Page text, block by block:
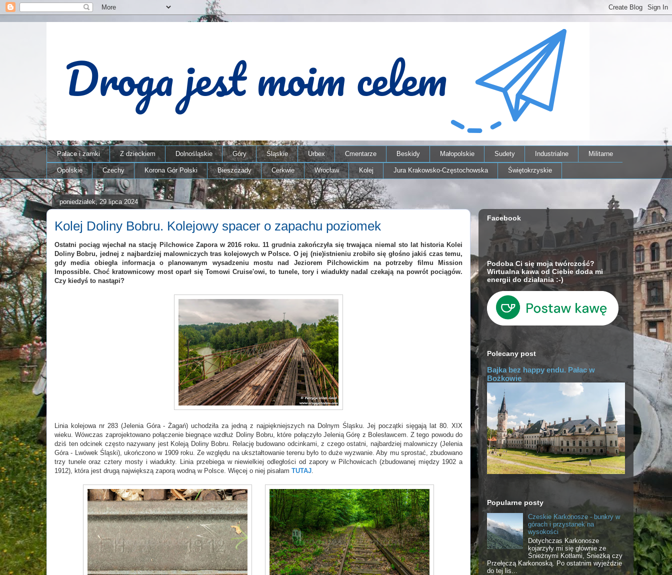
Pałace i zamki Z dzieckiem Dolnośląskie Góry Śląskie Urbex Cmentarze Beskidy Małopolskie Sudety Industrialne Militarne
Opolskie Czechy Korona Gór Polski Bieszczady Cerkwie Wrocław Kolej Jura Krakowsko-Częstochowska Świętokrzyskie
poniedziałek, 29 lipca 2024
Kolej Doliny Bobru. Kolejowy spacer o zapachu poziomek
Ostatni pociąg wjechał na stację Pilchowice Zapora w 2016 roku. 11 grudnia zakończyła się trwająca niemal sto lat historia Kolei
Doliny Bobru, jednej z najbardziej malowniczych tras kolejowych w Polsce. O jej (nie)istnieniu zrobiło się głośno jakiś czas temu,
gdy media obiegła informacja o planowanym wysadzeniu mostu nad Jeziorem Pilchowickim na potrzeby filmu Mission
Impossible. Choć kratownicowy most oparł się Tomowi Cruise'owi, to tunele, tory i wiadukty nadal czekają na powrót pociągów.
Czy kiedyś to nastąpi?
Linia kolejowa nr 283 (Jelenia Góra - Żagań) uchodziła za jedną z najpiękniejszych na Dolnym Śląsku. Jej początki sięgają lat 80. XIX
wieku. Wówczas zaprojektowano połączenie biegnące wzdłuż Doliny Bobru, które połączyło Jelenią Górę z Bolesławcem. Z tego powodu do
dziś ten odcinek często nazywany jest Koleją Doliny Bobru. Relację budowano odcinkami, z czego ostatni, najbardziej malowniczy (Jelenia
Góra - Lwówek Śląski), ukończono w 1909 roku. Ze względu na ukształtowanie terenu było to duże wyzwanie. Aby mu sprostać, zbudowano
trzy tunele oraz cztery mosty i wiadukty. Linia przebiega w niewielkiej odległości od zapory w Pilchowicach (zbudowanej między 1902 a
1912), która jest drugą największą zaporą wodną w Polsce. Więcej o niej pisałam TUTAJ.
Facebook
Podoba Ci się moja twórczość?
Wirtualna kawa od Ciebie doda mi
energii do działania :-)
Polecany post
Bajka bez happy endu. Pałac w
Bożkowie
Popularne posty
Czeskie Karkonosze - bunkry w
górach i przystanek na
wysokości
Dotychczas Karkonosze
kojarzyły mi się głównie ze
Śnieżnymi Kotłami, Śnieżką czy
Przełęczą Karkonoską. Po ostatnim wyjeździe
do tej lis...